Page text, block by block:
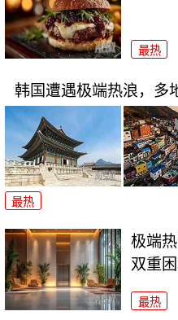
最热
韩国遭遇极端热浪，多
最热
极端
双重
最热